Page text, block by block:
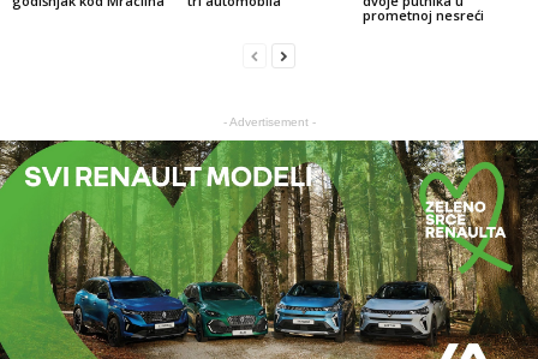
prometnoj nesreći
- Advertisement -